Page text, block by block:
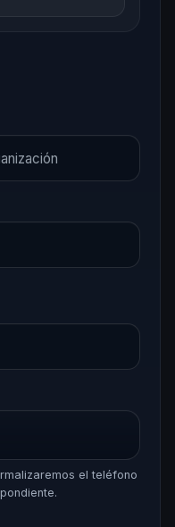
el teléfono